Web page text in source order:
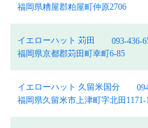
福岡県糟屋郡粕屋町仲原2706
イエローハット 苅田
093-436-
福岡県京都郡苅田町幸町6-85
イエローハット 久留米国分
福岡県久留米市上津町字北田1171-